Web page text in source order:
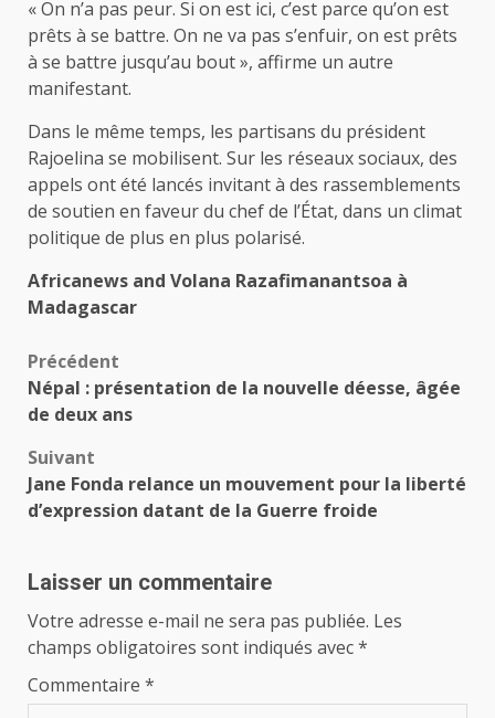
« On n’a pas peur. Si on est ici, c’est parce qu’on est
prêts à se battre. On ne va pas s’enfuir, on est prêts
à se battre jusqu’au bout », affirme un autre
manifestant.
Dans le même temps, les partisans du président
Rajoelina se mobilisent. Sur les réseaux sociaux, des
appels ont été lancés invitant à des rassemblements
de soutien en faveur du chef de l’État, dans un climat
politique de plus en plus polarisé.
Africanews and Volana Razafimanantsoa à
Madagascar
Navigation
d’article
Précédent
Népal : présentation de la nouvelle déesse, âgée
de deux ans
Suivant
Jane Fonda relance un mouvement pour la liberté
d’expression datant de la Guerre froide
Laisser un commentaire
Votre adresse e-mail ne sera pas publiée. Les
champs obligatoires sont indiqués avec*
Commentaire *